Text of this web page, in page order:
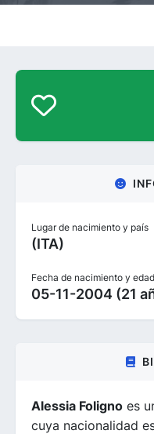
Lugar de nacimiento y país
(ITA)
Fecha de nacimiento y edad
05-11-2004 (21
Alessia Foligno es
cuya nacionalidad